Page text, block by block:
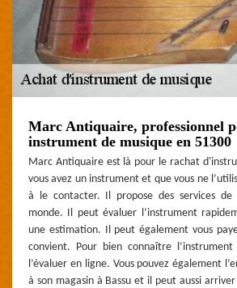
Marc Antiquaire, professionnel
instrument de musique en 51300
Marc Antiquaire est là pour le rachat
vous avez un instrument et que vous ne
à le contacter. Il propose des services
monde. Il peut évaluer l’instrument
une estimation. Il peut également vous
convient. Pour bien connaître
l’évaluer en ligne. Vous pouvez également
à son magasin à Bassu et il peut aussi